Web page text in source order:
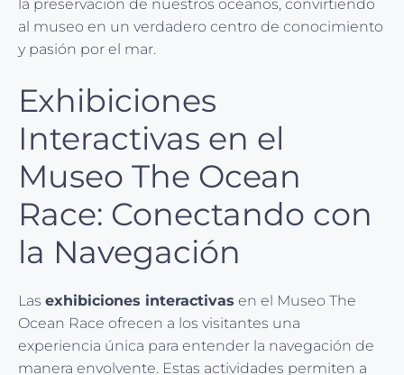
la preservación de nuestros océanos, convirtiendo
al museo en un verdadero centro de conocimiento
y pasión por el mar.
Exhibiciones
Interactivas en el
Museo The Ocean
Race: Conectando con
la Navegación
Las exhibiciones interactivas en el Museo The
Ocean Race ofrecen a los visitantes una
experiencia única para entender la navegación de
manera envolvente. Estas actividades permiten a